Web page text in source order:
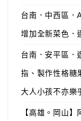
台南．中西區．
增加全新菜色．
台南．安平區．
指、製作性格糖
大人小孩不亦樂
【高雄。岡山